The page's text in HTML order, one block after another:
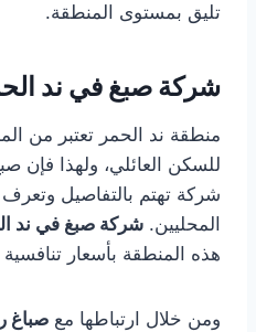
تليق بمستوى المنطقة.
شركة صبغ في ند
منطقة ند الحمر تعتبر من
للسكن العائلي، ولهذا فإن
شركة تهتم بالتفاصيل
المحليين. شركة صبغ في ند
هذه المنطقة بأسعار
ومن خلال ارتباطها مع صباغ